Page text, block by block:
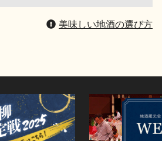
美味しい地酒の選び方